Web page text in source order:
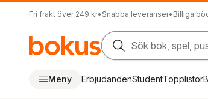
Fri frakt över 249 kr• Snabba leveranser• Billiga
Sök bok, spel,
Meny ErbjudandenStudentTopplistor